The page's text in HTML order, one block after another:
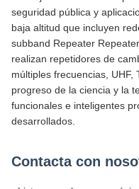
seguridad pública y
baja altitud que incluyen
subband Repeater
realizan repetidores de
múltiples frecuencias, UHF,
progreso de la ciencia y la
funcionales e inteligentes
desarrollados.
Contacta con